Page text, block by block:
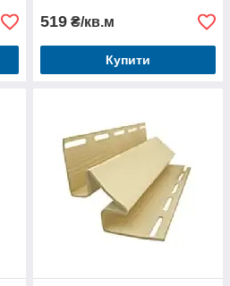
519 ₴/кв.м
Купити